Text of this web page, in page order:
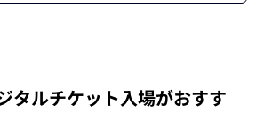
タルチケット入場がおすす